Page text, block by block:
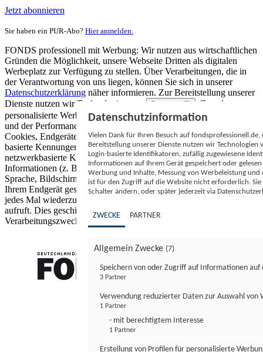
Jetzt abonnieren
Sie haben ein PUR-Abo? Hier anmelden.
FONDS professionell mit Werbung: Wir nutzen aus wirtschaftlichen
Gründen die Möglichkeit, unsere Webseite Dritten als digitalen
Werbeplatz zur Verfügung zu stellen. Über Verarbeitungen, die in
der Verantwortung von uns liegen, können Sie sich in unserer
Datenschutzerklärung näher informieren. Zur Bereitstellung unserer
Dienste nutzen wir Technologien von
Partnern (5)
. Zwecke:
personalisierte Werbung und Inhalte, Messung von Werbeleistung
und der Performance von Inhalten sowie Zielgruppenforschung.
Cookies, Endgeräte- oder ähnliche Online-Kennungen (z. B. login-
basierte Kennungen, zufällig generierte Kennungen,
netzwerkbasierte Kennungen) können zusammen mit anderen
Informationen (z. B. Browsertyp und Browserinformationen,
Sprache, Bildschirmgröße, unterstützte Technologien usw.) auf
Ihrem Endgerät gespeichert oder von dort ausgelesen werden, um es
jedes Mal wiederzuerkennen, wenn es eine App oder einer Webseite
aufruft. Dies geschieht für einen oder mehrere der hier aufgeführten
Verarbeitungszwecke.
Datenschutzinformation
Vielen Dank für Ihren Besuch auf
Bereitstellung unserer Dienste nutzen wir Technologien
Login-basierte Identifikatoren, zufällig zugewiesene
Informationen auf Ihrem Gerät gespeichert oder
Werbung und Inhalte, Messung von Werbeleistung
ist für den Zugriff auf die Website nicht erforderlich.
Schalter ändern, oder später jederzeit via
ZWECKE PARTNER
Allgemein Zwecke (7)
Speichern von oder Zugriff auf Informationen auf
3 Partner
Verwendung reduzierter Daten zur Auswahl von
1 Partner
- mit berechtigtem Interesse
1 Partner
Erstellung von Profilen für personalisierte
FONDS professionell